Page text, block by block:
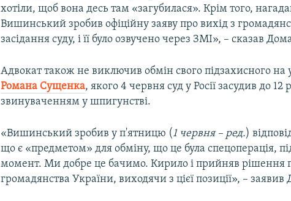
хотіли, щоб вона десь там «загубилася». Крім того,
Вишинський зробив офіційну заяву про вихід з
засідання суду, і її було озвучено через ЗМІ», – сказав
Адвокат також не виключив обмін свого підзахисного на
Романа Сущенка, якого 4 червня суд у Росії засудив до 12
звинуваченням у шпигунстві.
«Вишинський зробив у п'ятницю (1 червня – ред.)
що є «предметом» для обміну, що це була спецоперація,
момент. Ми добре це бачимо. Кирило і прийняв рішення
громадянства України, виходячи з цієї позиції», –